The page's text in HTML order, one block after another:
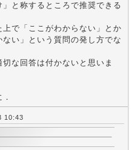
」と称するところで推奨できる
で「ここがわからない」とか
ない」という質問の発し方でな
な回答は付かないと思いま
10:43